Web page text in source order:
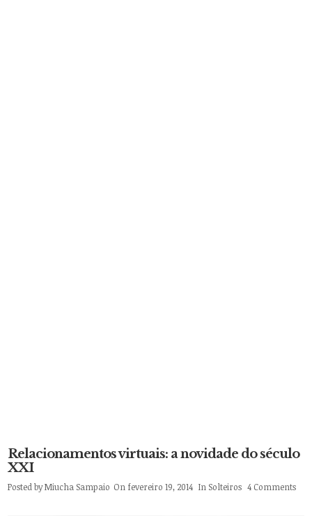
Relacionamentos virtuais: a novidade do século
XXI
Posted byMiucha Sampaio On fevereiro 19, 2014 In Solteiros 4 Comments